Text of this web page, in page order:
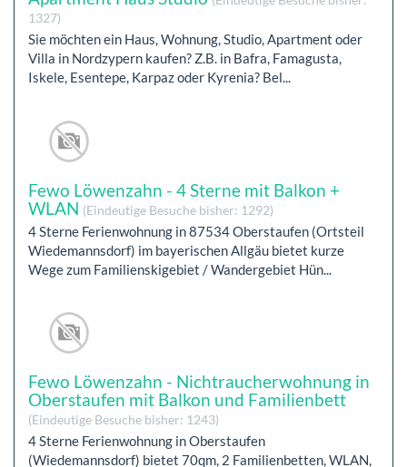
1327)
Sie möchten ein Haus, Wohnung, Studio, Apartment oder
Villa in Nordzypern kaufen? Z.B. in Bafra, Famagusta,
Iskele, Esentepe, Karpaz oder Kyrenia? Bel...
Fewo Löwenzahn - 4 Sterne mit Balkon +
WLAN (Eindeutige Besuche bisher: 1292)
4 Sterne Ferienwohnung in 87534 Oberstaufen (Ortsteil
Wiedemannsdorf) im bayerischen Allgäu bietet kurze
Wege zum Familienskigebiet / Wandergebiet Hün...
Fewo Löwenzahn - Nichtraucherwohnung in
Oberstaufen mit Balkon und Familienbett
(Eindeutige Besuche bisher: 1243)
4 Sterne Ferienwohnung in Oberstaufen
(Wiedemannsdorf) bietet 70qm, 2 Familienbetten, WLAN,